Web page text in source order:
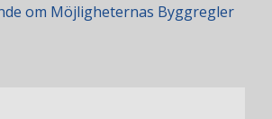
om Möjligheternas Byggregler